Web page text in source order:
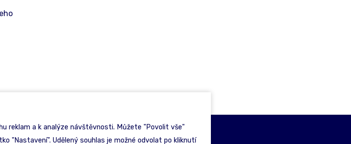
reklam a k analýze návštěvnosti. Můžete "Povolit vše"
"Nastavení". Udělený souhlas je možné odvolat po kliknutí